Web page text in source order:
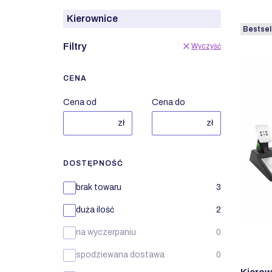
Kierownice
Filtry Wyczyść
CENA
Cena od
zł
Cena do
zł
DOSTĘPNOŚĆ
Dostępność
brak towaru 3
duża ilość 2
na wyczerpaniu 0
spodziewana dostawa 0